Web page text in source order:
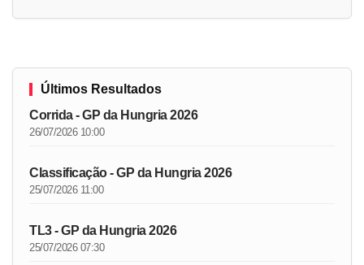
Últimos Resultados
Corrida - GP da Hungria 2026
26/07/2026 10:00
Classificação - GP da Hungria 2026
25/07/2026 11:00
TL3 - GP da Hungria 2026
25/07/2026 07:30